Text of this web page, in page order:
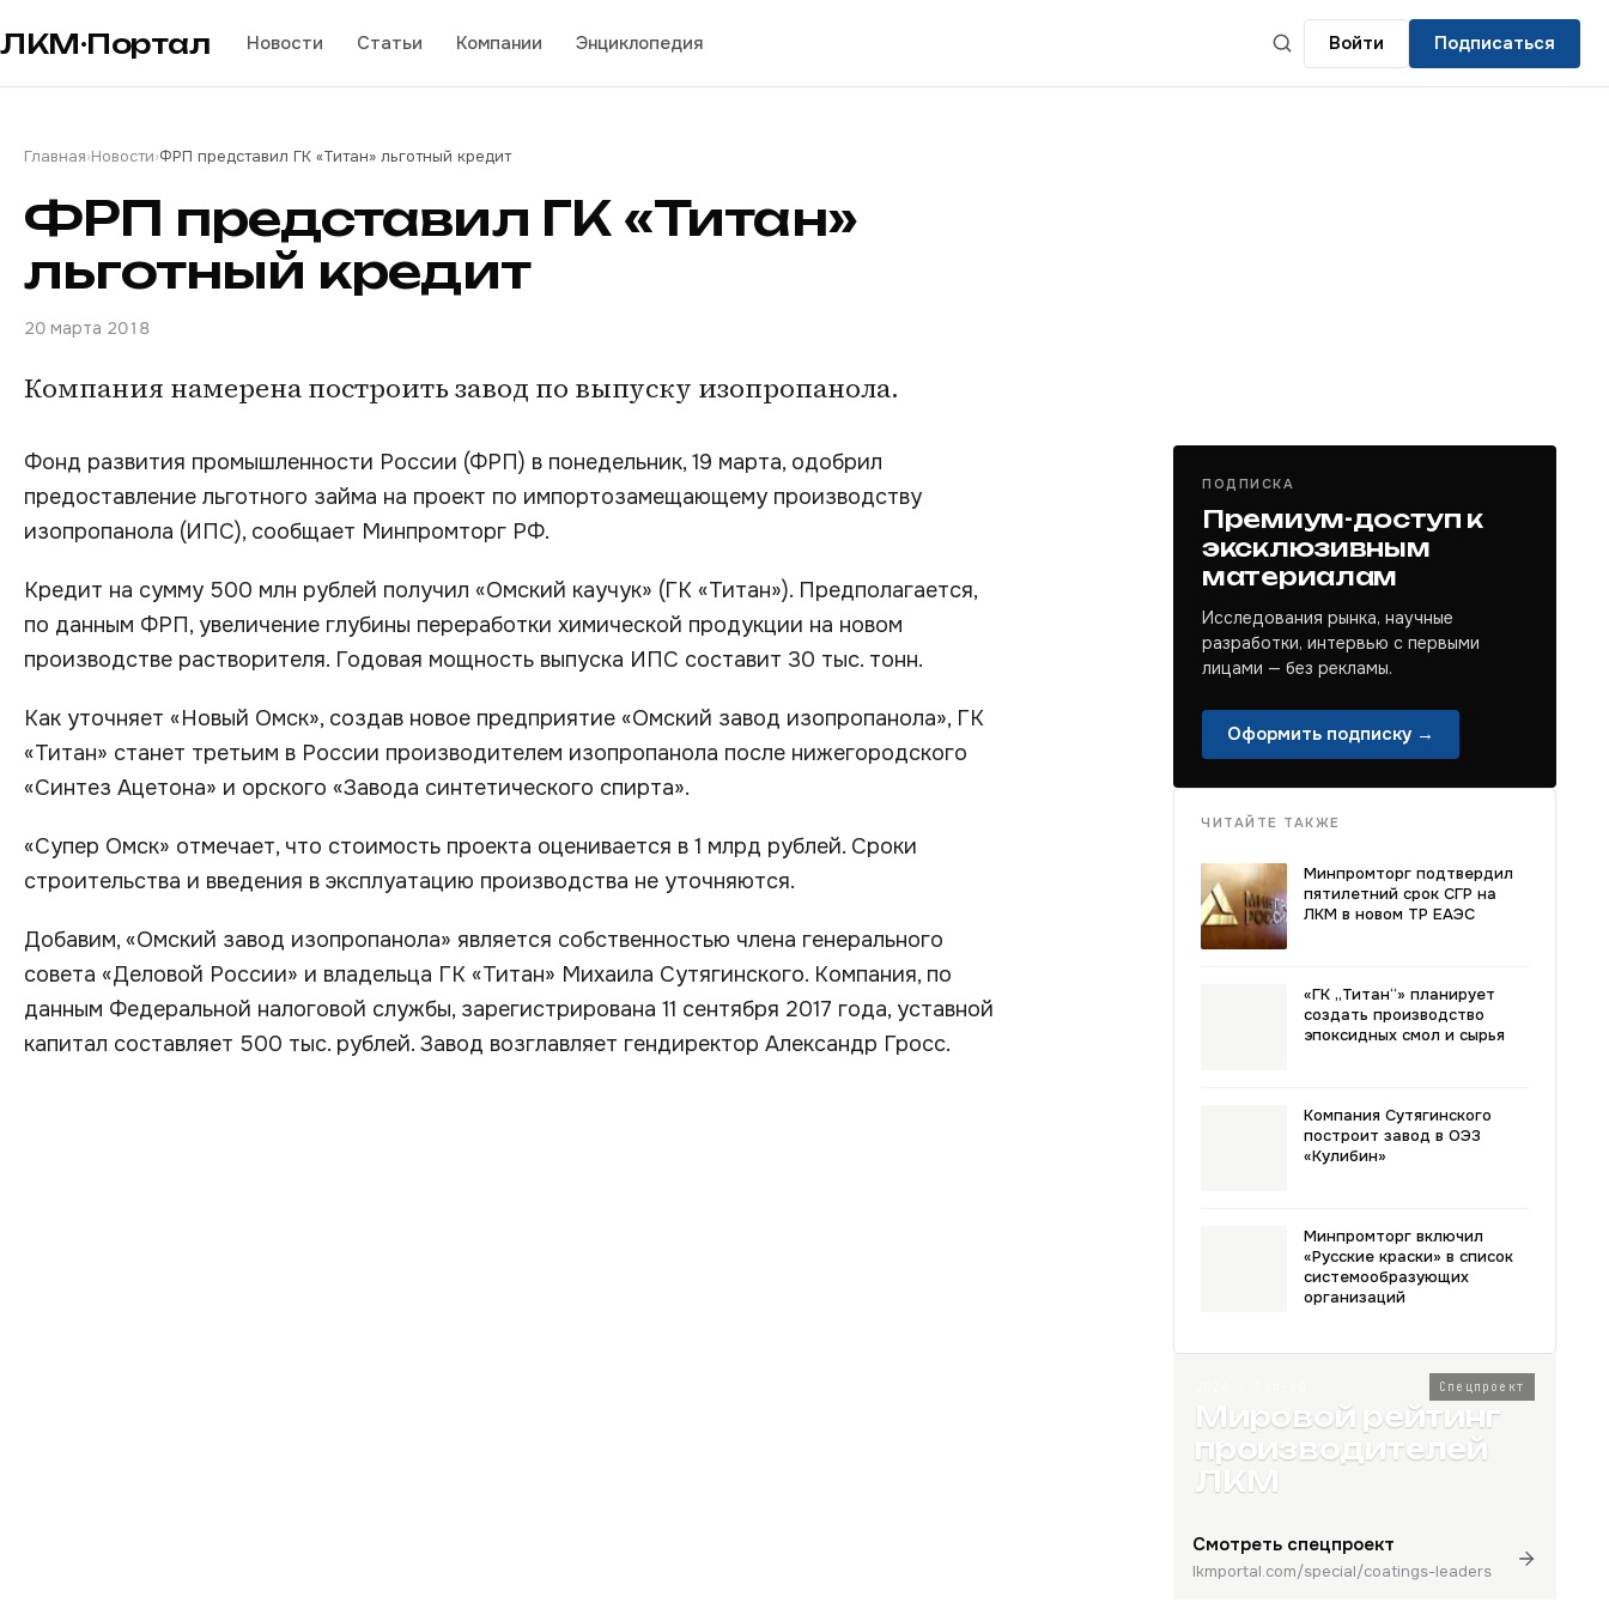
ЛКМ·Портал Новости Статьи Компании Энциклопедия Войти Подписаться
Главная›Новости›ФРП представил ГК «Титан» льготный кредит
ФРП представил ГК «Титан»
льготный кредит
20 марта 2018
Компания намерена построить завод по выпуску изопропанола.
Фонд развития промышленности России (ФРП) в понедельник, 19 марта, одобрил
предоставление льготного займа на проект по импортозамещающему производству
изопропанола (ИПС), сообщает Минпромторг РФ.
Кредит на сумму 500 млн рублей получил «Омский каучук» (ГК «Титан»). Предполагается,
по данным ФРП, увеличение глубины переработки химической продукции на новом
производстве растворителя. Годовая мощность выпуска ИПС составит 30 тыс. тонн.
Как уточняет «Новый Омск», создав новое предприятие «Омский завод изопропанола», ГК
«Титан» станет третьим в России производителем изопропанола после нижегородского
«Синтез Ацетона» и орского «Завода синтетического спирта».
«Супер Омск» отмечает, что стоимость проекта оценивается в 1 млрд рублей. Сроки
строительства и введения в эксплуатацию производства не уточняются.
Добавим, «Омский завод изопропанола» является собственностью члена генерального
совета «Деловой России» и владельца ГК «Титан» Михаила Сутягинского. Компания, по
данным Федеральной налоговой службы, зарегистрирована 11 сентября 2017 года, уставной
капитал составляет 500 тыс. рублей. Завод возглавляет гендиректор Александр Гросс.
ПОДПИСКА
Премиум-доступ к
эксклюзивным
материалам
Исследования рынка, научные
разработки, интервью с первыми
лицами — без рекламы.
Оформить подписку →
ЧИТАЙТЕ ТАКЖЕ
Минпромторг подтвердил
пятилетний срок СГР на
ЛКМ в новом ТР ЕАЭС
«ГК „Титан“» планирует
создать производство
эпоксидных смол и сырья
Компания Сутягинского
построит завод в ОЭЗ
«Кулибин»
Минпромторг включил
«Русские краски» в список
системообразующих
организаций
Спецпроект
Мировой рейтинг
производителей
ЛКМ
Смотреть спецпроект
lkmportal.com/special/coatings-leaders